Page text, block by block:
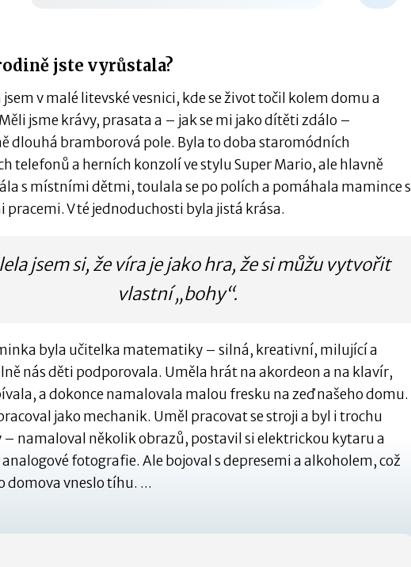
jste vyrůstala?
v malé litevské vesnici, kde se život točil kolem domu a
jsme krávy, prasata a – jak se mi jako dítěti zdálo –
dlouhá bramborová pole. Byla to doba staromódních
telefonů a herních konzolí ve stylu Super Mario, ale hlavně
s místními dětmi, toulala se po polích a pomáhala mamince s
pracemi. V té jednoduchosti byla jistá krása.
jsem si, že víra je jako hra, že si můžu vytvořit
vlastní „bohy“.
byla učitelka matematiky – silná, kreativní, milující a
nás děti podporovala. Uměla hrát na akordeon a na klavír,
a dokonce namalovala malou fresku na zeď našeho domu.
jako mechanik. Uměl pracovat se stroji a byl i trochu
– namaloval několik obrazů, postavil si elektrickou kytaru a
fotografie. Ale bojoval s depresemi a alkoholem, což
domova vneslo tíhu. ...